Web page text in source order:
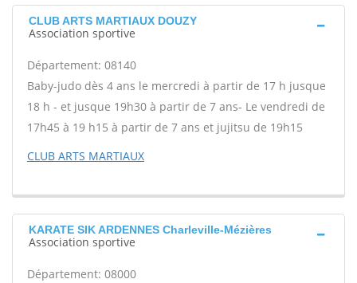
CLUB ARTS MARTIAUX DOUZY
Association sportive
Département: 08140
Baby-judo dès 4 ans le mercredi à partir de 17 h jusque
18 h - et jusque 19h30 à partir de 7 ans- Le vendredi de
17h45 à 19 h15 à partir de 7 ans et jujitsu de 19h15
CLUB ARTS MARTIAUX
KARATE SIK ARDENNES Charleville-Mézières
Association sportive
Département: 08000